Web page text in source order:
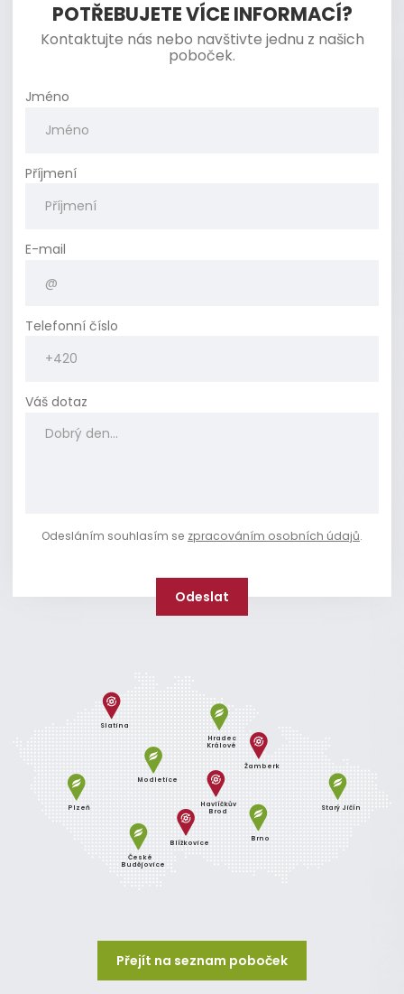
POTŘEBUJETE VÍCE INFORMACÍ?
Kontaktujte nás nebo navštivte jednu z našich
poboček.
Jméno
Příjmení
E-mail
Telefonní číslo
Váš dotaz
Odesláním souhlasím se zpracováním osobních údajů.
Brno
Slatina
Blížkovice
Havlíčkův
Brod
Žamberk
Starý Jičín
Hradec
Králové
Modletice
České
Budějovice
Plzeň
Přejít na seznam poboček